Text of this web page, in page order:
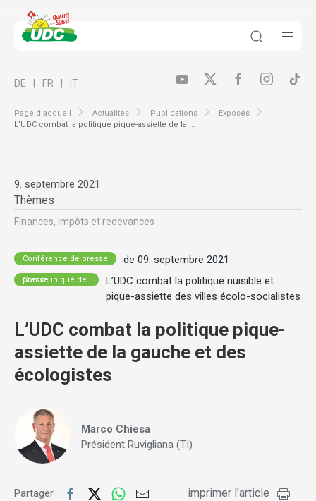
Page d’accueil Actualités Publications
Exposés
L’UDC combat la politique pique-assiette de la ...
DE FR IT
9. septembre 2021
Thèmes
Finances, impôts et redevances
Conférence de presse de 09. septembre 2021
Communiqué de presse
L’UDC combat la politique nuisible et
pique-assiette des villes écolo-socialistes
L’UDC combat la politique pique-
assiette de la gauche et des
écologistes
Marco Chiesa
Président Ruvigliana (TI)
Partager imprimer l'article